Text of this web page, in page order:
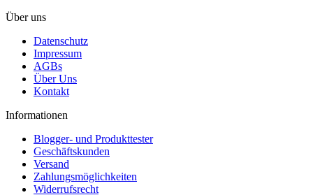
Über uns
Datenschutz
Impressum
AGBs
Über Uns
Kontakt
Informationen
Blogger- und Produkttester
Geschäftskunden
Versand
Zahlungsmöglichkeiten
Widerrufsrecht